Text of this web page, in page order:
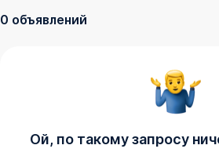
0 объявлений
Ой, по такому запросу